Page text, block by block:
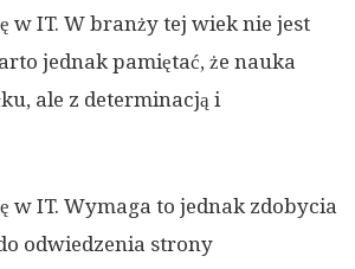
w IT. W branży tej wiek nie jest
jednak pamiętać, że nauka
ale z determinacją i
w IT. Wymaga to jednak zdobycia
odwiedzenia strony